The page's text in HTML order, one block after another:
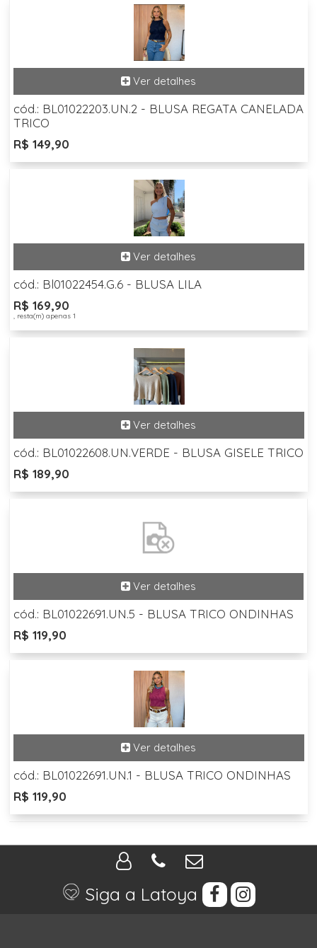
cód.: BL01022203.UN.2 - BLUSA REGATA CANELADA
TRICO
R$ 149,90
cód.: Bl01022454.G.6 - BLUSA LILA
R$ 169,90
, resta(m) apenas 1
cód.: BL01022608.UN.VERDE - BLUSA GISELE TRICO
R$ 189,90
cód.: BL01022691.UN.5 - BLUSA TRICO ONDINHAS
R$ 119,90
cód.: BL01022691.UN.1 - BLUSA TRICO ONDINHAS
R$ 119,90
Siga a Latoya